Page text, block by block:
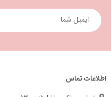
اطلاعات تماس